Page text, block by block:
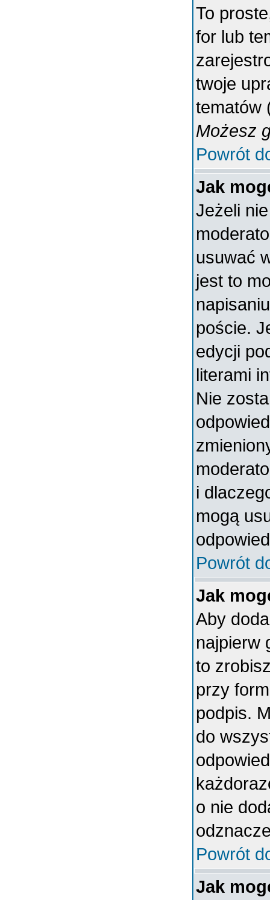
To
for lub
twoje
tematów
Możesz
Powrót
Jak
Jeżeli
usuwać
jest to
poście.
edycji
literami
Nie
i
mogą
Powrót
Jak
Aby
najpierw
to
przy
podpis.
do
o nie
Powrót
Jak